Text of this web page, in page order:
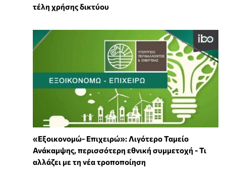
τέλη χρήσης δικτύου
«Εξοικονομώ- Επιχειρώ»: Λιγότερο Ταμείο
Ανάκαμψης, περισσότερη εθνική συμμετοχή - Τι
αλλάζει με τη νέα τροποποίηση